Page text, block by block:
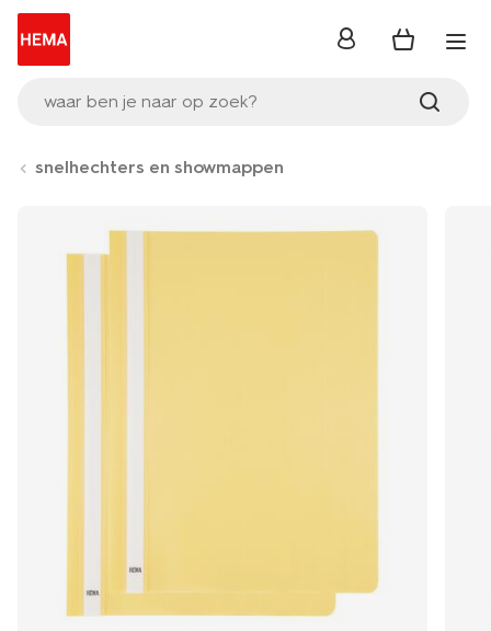
waar ben je naar op zoek?
inloggen
snelhechters en showmappen